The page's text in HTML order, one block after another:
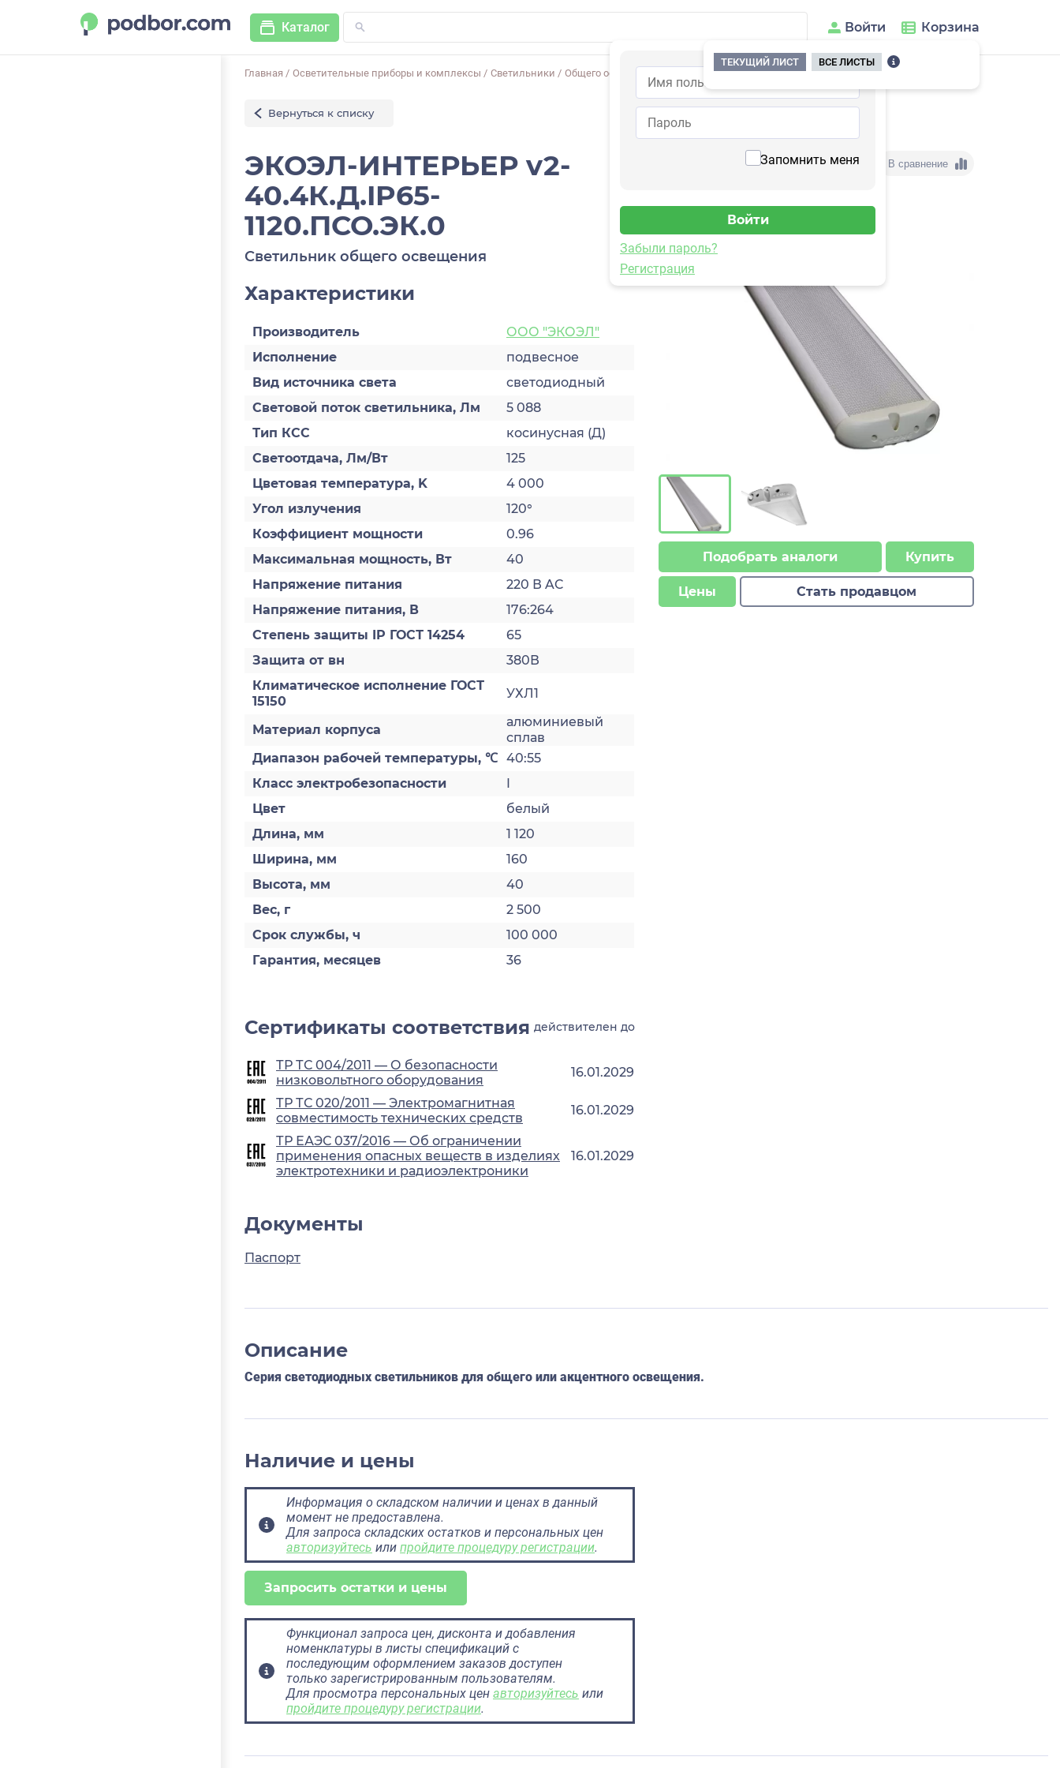
Каталог Войти
Запомнить меня
Забыли пароль?
Регистрация
Корзина
ТЕКУЩИЙ ЛИСТ
ВСЕ ЛИСТЫ
Главная / Осветительные приборы и комплексы / Светильники / Общего освещения ЭКОЭЛ-ИНТЕРЬЕР v2-40.4К.Д.IP65-1120.ПСО.ЭК.0
Вернуться к списку
ЭКОЭЛ-ИНТЕРЬЕР v2-
40.4К.Д.IP65-
1120.ПСО.ЭК.0
Светильник общего освещения
Характеристики
Производитель
ООО "ЭКОЭЛ"
Исполнение
подвесное
Вид источника света
светодиодный
Световой поток светильника, Лм
5 088
Тип КСС
косинусная (Д)
Светоотдача, Лм/Вт
125
Цветовая температура, K
4 000
Угол излучения
120°
Коэффициент мощности
0.96
Максимальная мощность, Вт
40
Напряжение питания
220 В AC
Напряжение питания, В
176:264
Степень защиты IP ГОСТ 14254
65
Защита от вн
380В
Климатическое исполнение ГОСТ
15150
УХЛ1
Материал корпуса
алюминиевый
сплав
Диапазон рабочей температуры, ℃ 40:55
Класс электробезопасности
I
Цвет
белый
Длина, мм
1 120
Ширина, мм
160
Высота, мм
40
Вес, г
2 500
Срок службы, ч
100 000
Гарантия, месяцев
36
В сравнение
Подобрать аналоги Купить
Цены Стать продавцом
Сертификаты соответствия действителен до
ТР ТС 004/2011 — О безопасности
низковольтного оборудования
16.01.2029
ТР ТС 020/2011 — Электромагнитная
совместимость технических средств
16.01.2029
ТР ЕАЭС 037/2016 — Об ограничении
применения опасных веществ в изделиях
электротехники и радиоэлектроники
16.01.2029
Документы
Паспорт
Описание
Серия светодиодных светильников для общего или акцентного освещения.
Наличие и цены
Информация о складском наличии и ценах в данный
момент не предоставлена.
Для запроса складских остатков и персональных цен
авторизуйтесь или пройдите процедуру регистрации.
Запросить остатки и цены
Функционал запроса цен, дисконта и добавления
номенклатуры в листы спецификаций с
последующим оформлением заказов доступен
только зарегистрированным пользователям.
Для просмотра персональных цен авторизуйтесь или
пройдите процедуру регистрации.